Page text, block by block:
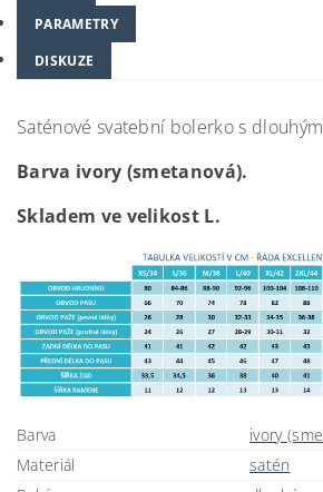
PARAMETRY
DISKUZE
Saténové svatební bolerko s
Barva ivory (smetanová).
Skladem ve velikost L.
Barva
ivory
Materiál
satén